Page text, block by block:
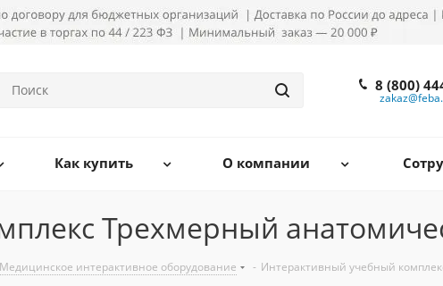
8 (800)
Как купить О компании
Трехмерный
Медицинское интерактивное оборудование - Интерактивный учебный